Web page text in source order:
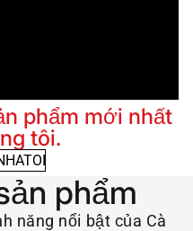
phẩm mới nhất
tôi.
phẩm
năng nổi bật của Cà